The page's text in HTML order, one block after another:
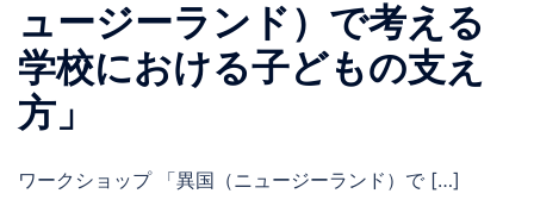
ュージーランド）で考える
学校における子どもの支え
方」
ワークショップ 「異国（ニュージーランド）で […]